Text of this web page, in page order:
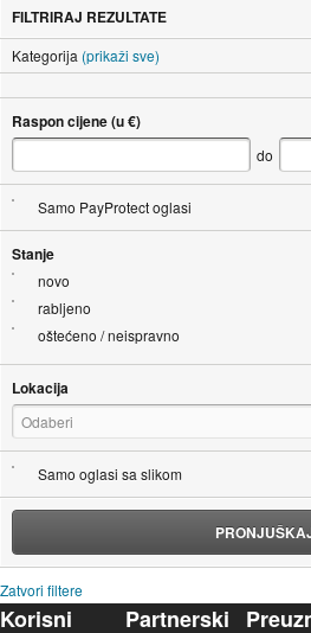
FILTRIRAJ REZULTATE
Kategorija (prikaži sve)
Raspon cijene (u €)
do
Samo PayProtect oglasi
Stanje
novo
rabljeno
oštećeno / neispravno
Lokacija
Odaberi
Samo oglasi sa slikom
Zatvori filtere
Korisni Partnerski